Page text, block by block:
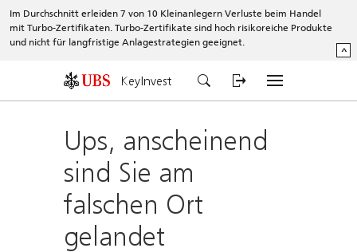
Im Durchschnitt erleiden 7 von 10 Kleinanlegern Verluste beim Handel
mit Turbo-Zertifikaten. Turbo-Zertifikate sind hoch risikoreiche Produkte
und nicht für langfristige Anlagestrategien geeignet.
^
KeyInvest
Ups, anscheinend
sind Sie am
falschen Ort
gelandet